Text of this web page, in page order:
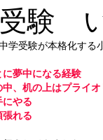
受験
学受験が本格化する
に夢中になる経験
、机の上はプライオ
にやる
張れる